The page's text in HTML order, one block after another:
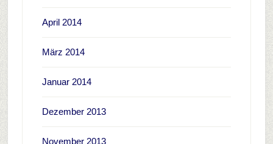
April 2014
März 2014
Januar 2014
Dezember 2013
November 2013